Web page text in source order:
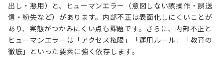
出し・悪用）と、ヒューマンエラー（意図しない誤操作・誤送
信・紛失など）があります。内部不正は表面化しにくいことが
あり、実態がつかみにくい点も課題です。さらに、内部不正と
ヒューマンエラーは「アクセス権限」「運用ルール」「教育の
徹底」といった要素に強く依存します。